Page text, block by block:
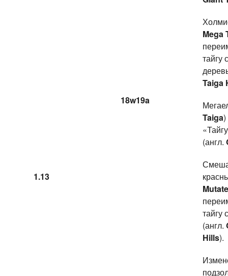
1.13
18w19a
Mega
тайгу
Taiga
Taiga
(англ.
тайгу
(англ.
Hills).